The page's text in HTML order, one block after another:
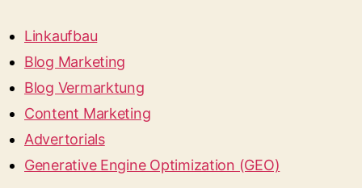
Linkaufbau
Blog Marketing
Blog Vermarktung
Content Marketing
Advertorials
Generative Engine Optimization (GEO)